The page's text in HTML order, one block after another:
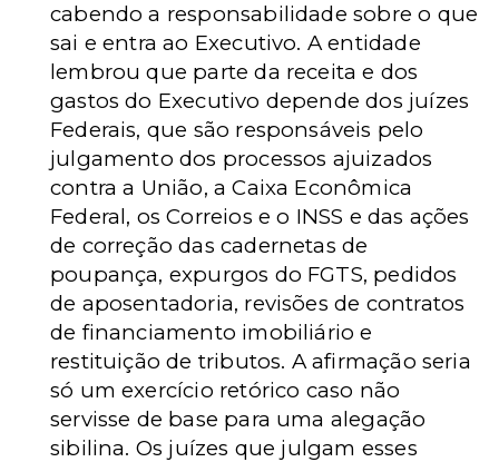
cabendo a responsabilidade sobre o que
sai e entra ao Executivo. A entidade
lembrou que parte da receita e dos
gastos do Executivo depende dos juízes
Federais, que são responsáveis pelo
julgamento dos processos ajuizados
contra a União, a Caixa Econômica
Federal, os Correios e o INSS e das ações
de correção das cadernetas de
poupança, expurgos do FGTS, pedidos
de aposentadoria, revisões de contratos
de financiamento imobiliário e
restituição de tributos. A afirmação seria
só um exercício retórico caso não
servisse de base para uma alegação
sibilina. Os juízes que julgam esses